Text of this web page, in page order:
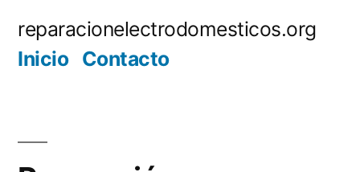
reparacionelectrodomesticos.org
Inicio Contacto